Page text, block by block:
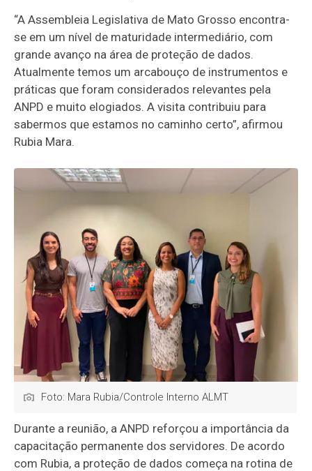
“A Assembleia Legislativa de Mato Grosso encontra-
se em um nível de maturidade intermediário, com
grande avanço na área de proteção de dados.
Atualmente temos um arcabouço de instrumentos e
práticas que foram considerados relevantes pela
ANPD e muito elogiados. A visita contribuiu para
sabermos que estamos no caminho certo”, afirmou
Rubia Mara.
Foto: Mara Rubia/Controle Interno ALMT
Durante a reunião, a ANPD reforçou a importância da
capacitação permanente dos servidores. De acordo
com Rubia, a proteção de dados começa na rotina de